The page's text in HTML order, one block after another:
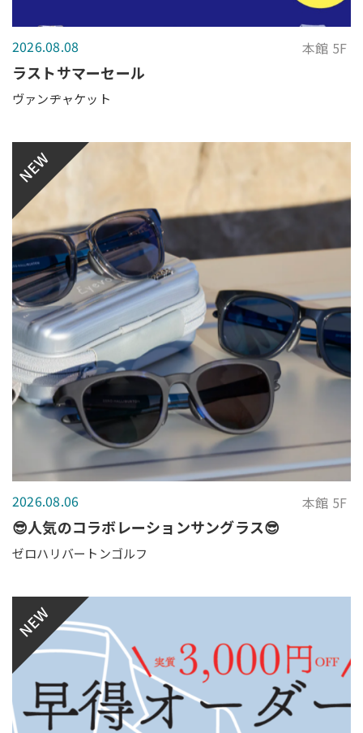
2026.08.08 本館 5F
ラストサマーセール
ヴァンヂャケット
NEW
2026.08.06 本館 5F
😎人気のコラボレーションサングラス😎
ゼロハリバートンゴルフ
NEW